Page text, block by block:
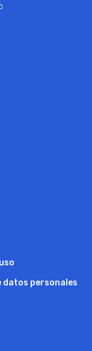
datos personales